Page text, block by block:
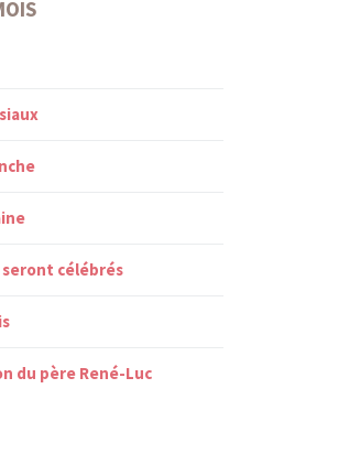
célébrés
du père René-Luc